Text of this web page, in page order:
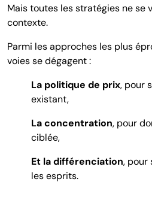
Mais toutes les stratégies ne se
contexte.
Parmi les approches les plus
voies se dégagent :
La politique de prix, pour
existant,
La concentration, pour
ciblée,
Et la différenciation, pour
les esprits.